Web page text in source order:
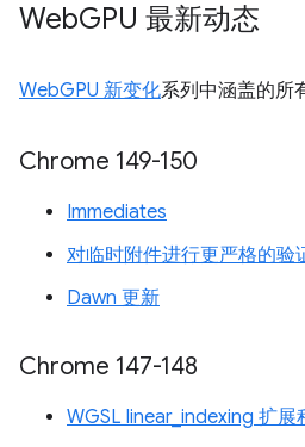
WebGPU 最新动态
WebGPU 新变化系列中涵盖的所
Chrome 149-150
Immediates
对临时附件进行更严格的验
Dawn 更新
Chrome 147-148
WGSL linear_indexing 扩展